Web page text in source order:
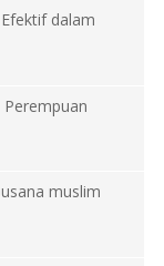
dalam
muslim